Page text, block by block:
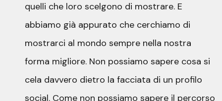
quelli che loro scelgono di mostrare. E
abbiamo già appurato che cerchiamo di
mostrarci al mondo sempre nella nostra
forma migliore. Non possiamo sapere cosa si
cela davvero dietro la facciata di un profilo
social. Come non possiamo sapere il percorso